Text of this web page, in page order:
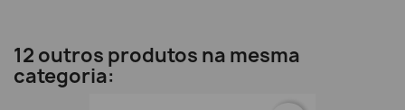
12 outros produtos na mesma
categoria: